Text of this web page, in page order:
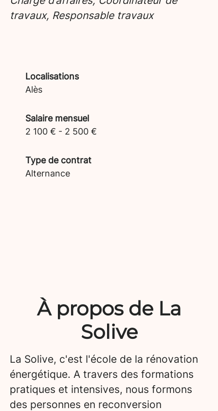
travaux, Responsable travaux
Localisations
Alès
Salaire mensuel
2 100 € - 2 500 €
Type de contrat
Alternance
À propos de La
Solive
La Solive, c'est l'école de la rénovation
énergétique. A travers des formations
pratiques et intensives, nous formons
des personnes en reconversion